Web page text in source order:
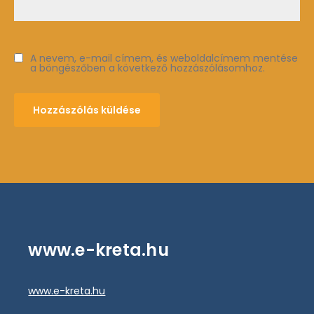
A nevem, e-mail címem, és weboldalcímem mentése
a böngészőben a következő hozzászólásomhoz.
www.e-kreta.hu
www.e-kreta.hu